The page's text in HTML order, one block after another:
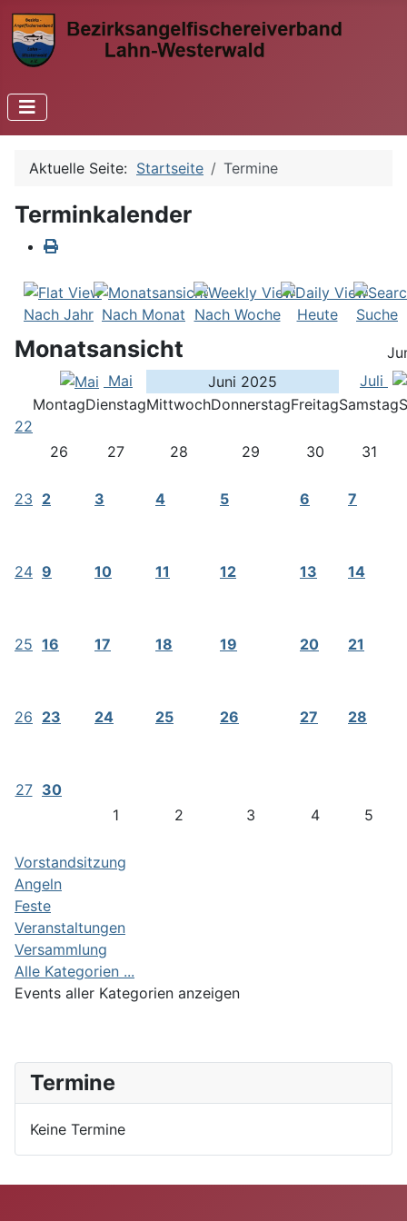
Termine
Keine Termine
Aktuelle Seite: Startseite Termine
Terminkalender
Nach Jahr Nach Monat Nach Woche Heute Suche
Monatsansicht
Mai
Juni 2025
Juli
MontagDienstagMittwochDonnerstagFreitagSamstag
22
26
27 28 29 30 31
23 2 3 4 5 6 7
24 9 10 11 12 13 14
25 16 17 18 19 20 21
26 23 24 25 26 27 28
27 30
1
2 3 4 5
Vorstandsitzung
Angeln
Feste
Veranstaltungen
Versammlung
Alle Kategorien ...
Events aller Kategorien anzeigen